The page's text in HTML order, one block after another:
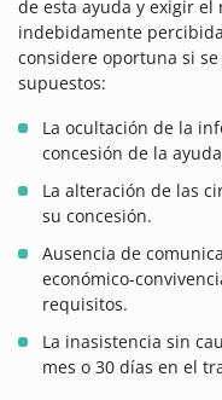
de esta ayuda y exigir
indebidamente
considere oportuna si
supuestos:
La ocultación de la
concesión de la
La alteración de las
su concesión.
Ausencia de
económico-
requisitos.
La inasistencia sin
mes o 30 días en el